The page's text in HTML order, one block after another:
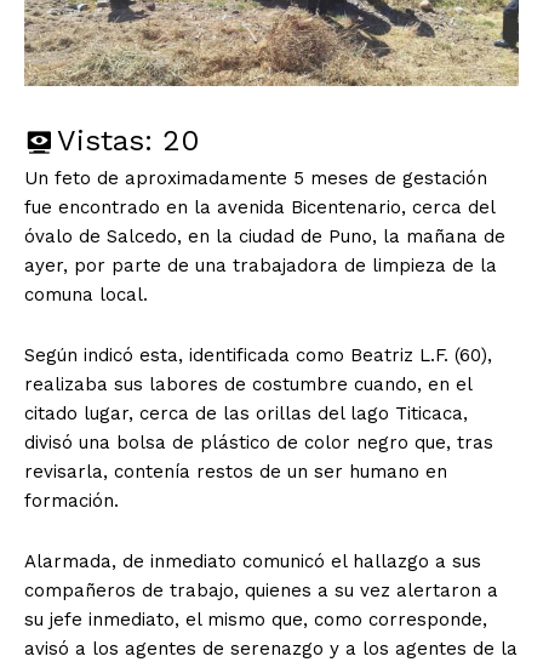
Vistas: 20
Un feto de aproximadamente 5 meses de gestación
fue encontrado en la avenida Bicentenario, cerca del
óvalo de Salcedo, en la ciudad de Puno, la mañana de
ayer, por parte de una trabajadora de limpieza de la
comuna local.
Según indicó esta, identificada como Beatriz L.F. (60),
realizaba sus labores de costumbre cuando, en el
citado lugar, cerca de las orillas del lago Titicaca,
divisó una bolsa de plástico de color negro que, tras
revisarla, contenía restos de un ser humano en
formación.
Alarmada, de inmediato comunicó el hallazgo a sus
compañeros de trabajo, quienes a su vez alertaron a
su jefe inmediato, el mismo que, como corresponde,
avisó a los agentes de serenazgo y a los agentes de la